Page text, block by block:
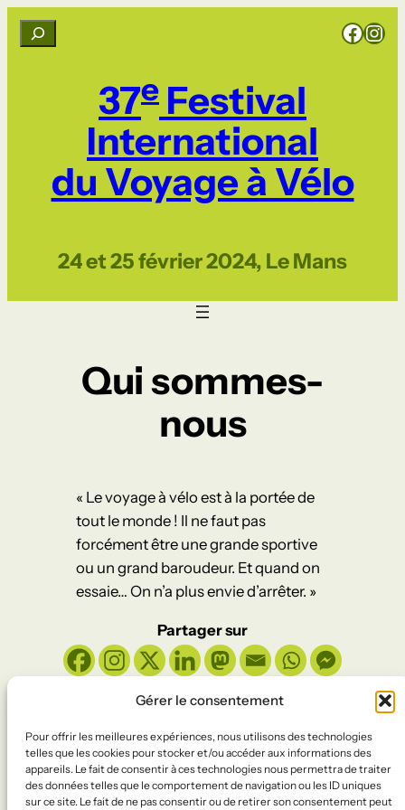
Gérer le consentement
Pour offrir les meilleures expériences, nous utilisons des technologies
telles que les cookies pour stocker et/ou accéder aux informations des
appareils. Le fait de consentir à ces technologies nous permettra de traiter
des données telles que le comportement de navigation ou les ID uniques
sur ce site. Le fait de ne pas consentir ou de retirer son consentement peut
Aller
au
Rejoignez CCI sur Facebook Rejoignez CCI sur Instagram
37e Festival
International
du Voyage à Vélo
24 et 25 février 2024, Le Mans
Qui sommes-
nous
« Le voyage à vélo est à la portée de
tout le monde ! Il ne faut pas
forcément être une grande sportive
ou un grand baroudeur. Et quand on
essaie… On n’a plus envie d’arrêter. »
Partager sur
#FestivalCCI2024
Facebook Instagram